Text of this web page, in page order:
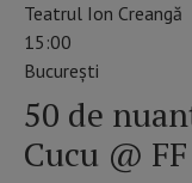
Teatrul Ion Creangă
15:00
Bucureşti
50 de
Cucu @